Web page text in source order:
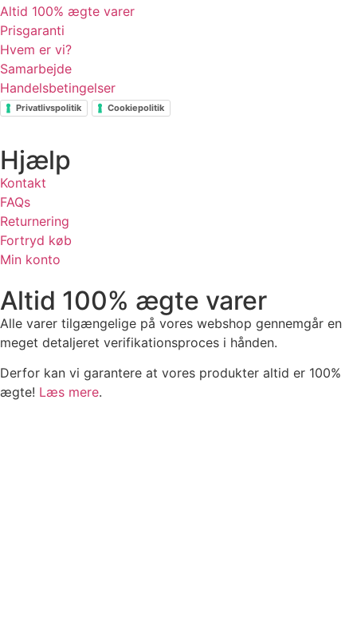
Altid 100% ægte varer
Prisgaranti
Hvem er vi?
Samarbejde
Handelsbetingelser
Privatlivspolitik Cookiepolitik
Hjælp
Kontakt
FAQs
Returnering
Fortryd køb
Min konto
Altid 100% ægte varer
Alle varer tilgængelige på vores webshop gennemgår en
meget detaljeret verifikationsproces i hånden.
Derfor kan vi garantere at vores produkter altid er 100%
ægte! Læs mere.